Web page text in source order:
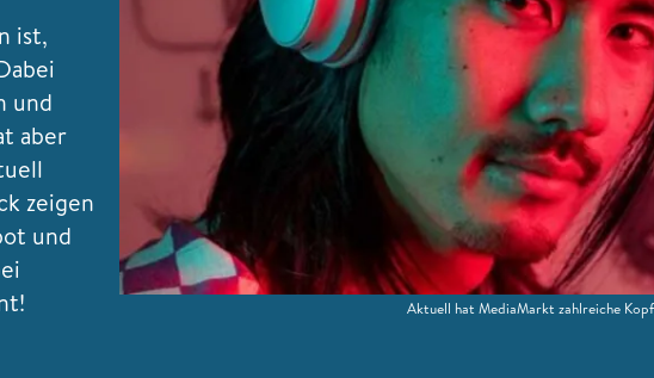
ist,
und
aber
zeigen
und
Aktuell hat MediaMarkt zahlreiche